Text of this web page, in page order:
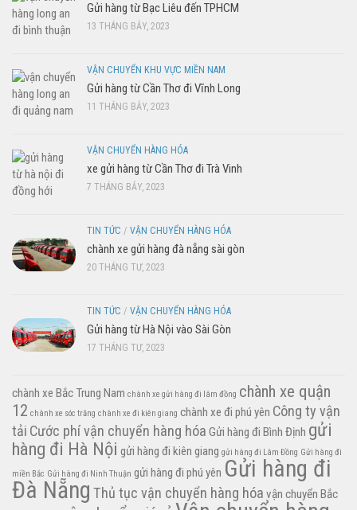
Gửi hàng từ Bạc Liêu đến TPHCM
13 THÁNG BẢY, 2023
VẬN CHUYỂN KHU VỰC MIỀN NAM
Gửi hàng từ Cần Thơ đi Vĩnh Long
11 THÁNG BẢY, 2023
VẬN CHUYỂN HÀNG HÓA
xe gửi hàng từ Cần Thơ đi Trà Vinh
7 THÁNG BẢY, 2023
TIN TỨC / VẬN CHUYỂN HÀNG HÓA
chành xe gửi hàng đà nẵng sài gòn
20 THÁNG TƯ, 2023
TIN TỨC / VẬN CHUYỂN HÀNG HÓA
Gửi hàng từ Hà Nội vào Sài Gòn
17 THÁNG TƯ, 2023
chành xe Bắc Trung Nam chành xe gửi hàng đi lâm đồng chành xe quận
12 chành xe sóc trăng chành xe đi kiên giang chành xe đi phú yên Công ty vận
tải Cước phí vận chuyển hàng hóa Gửi hàng đi Bình Định gửi
hàng đi Hà Nội gửi hàng đi kiên giang gửi hàng đi Lâm Đồng Gửi hàng đi
miền Bắc Gửi hàng đi Ninh Thuận gửi hàng đi phú yên Gửi hàng đi
Đà Nẵng Thủ tục vận chuyển hàng hóa vận chuyển Bắc